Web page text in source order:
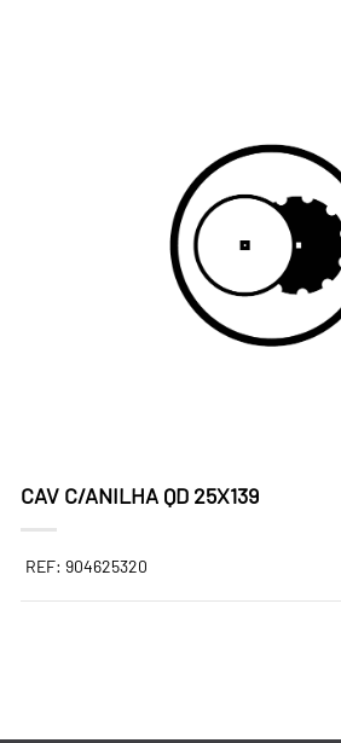
CAV C/ANILHA QD 25X139
REF: 904625320